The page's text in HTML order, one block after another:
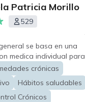
Patricia Morillo
529
se basa en una
medica individual para
adecuado y
- Atencion para niños,
Cronico Anual -
de chequeo
crónicas
Hábitos saludables
Crónicos